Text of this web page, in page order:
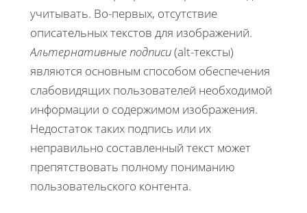
учитывать. Во-первых, отсутствие
описательных текстов для изображений.
Альтернативные подписи(alt-тексты)
являются основным способом обеспечения
слабовидящих пользователей необходимой
информации о содержимом изображения.
Недостаток таких подпись или их
неправильно составленный текст может
препятствовать полному пониманию
пользовательского контента.